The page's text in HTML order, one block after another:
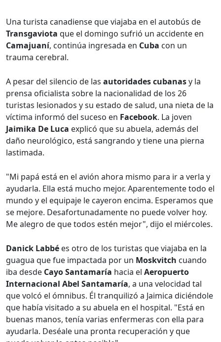
Una turista canadiense que viajaba en el autobús de
Transgaviota que el domingo sufrió un accidente en
Camajuaní, continúa ingresada en Cuba con un
trauma cerebral.
A pesar del silencio de las autoridades cubanasy la
prensa oficialista sobre la nacionalidad de los 26
turistas lesionados y su estado de salud, una nieta de la
víctima informó del suceso en Facebook. La joven
Jaimika De Luca explicó que su abuela, además del
daño neurológico, está sangrando y tiene una pierna
lastimada.
"Mi papá está en el avión ahora mismo para ir a verla y
ayudarla. Ella está mucho mejor. Aparentemente todo el
mundo y el equipaje le cayeron encima. Esperamos que
se mejore. Desafortunadamente no puede volver hoy.
Me alegro de que todos estén mejor", dijo el miércoles.
Danick Labbé es otro de los turistas que viajaba en la
guagua que fue impactada por un Moskvitch cuando
iba desde Cayo Santamaría hacia el Aeropuerto
Internacional Abel Santamaría, a una velocidad tal
que volcó el ómnibus. Él tranquilizó a Jaimica diciéndole
que había visitado a su abuela en el hospital. "Está en
buenas manos, tenía varias enfermeras con ella para
ayudarla. Deséale una pronta recuperación y que